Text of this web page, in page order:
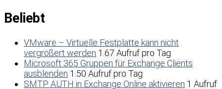
Beliebt
VMware – Virtuelle Festplatte kann nicht
vergrößert werden 1.67 Aufruf pro Tag
Microsoft 365 Gruppen für Exchange Clients
ausblenden 1.50 Aufruf pro Tag
SMTP AUTH in Exchange Online aktivieren 1 Aufruf